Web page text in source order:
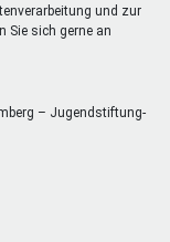
und zur
Sie sich gerne an
– Jugendstiftung-